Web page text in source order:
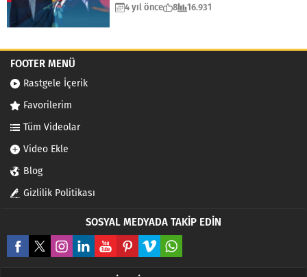
4 yıl önce 8 16.931
FOOTER MENÜ
Rastgele İçerik
Favorilerim
Tüm Videolar
Video Ekle
Blog
Gizlilik Politikası
SOSYAL MEDYADA TAKİP EDİN